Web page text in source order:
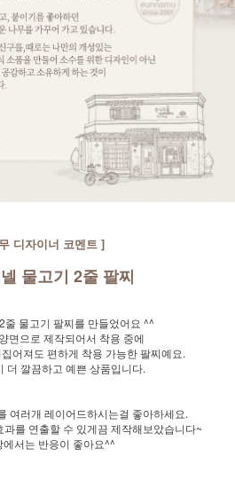
디자이너 코멘트 ]
물고기 2줄 팔찌
줄 물고기 팔찌를 만들었어요 ^^
면으로 제작되어서 착용 중에
어져도 편하게 착용 가능한 팔찌예요.
더 깔끔하고 예쁜 상품입니다.
여러개 레이어드하시는걸 좋아하세요.
를 연출할 수 있게끔 제작해보았습니다~
에서는 반응이 좋아요^^